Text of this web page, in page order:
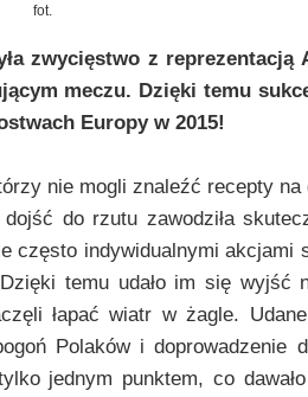
fot.
zwycięstwo z
meczu. Dzięki temu
Europy w 2015!
nie mogli znaleźć recepty
do rzutu zawodziła
często indywidualnymi akcjami
temu udało im się wyjść
łapać wiatr w żagle. Udane
Polaków i doprowadzenie
jednym punktem, co